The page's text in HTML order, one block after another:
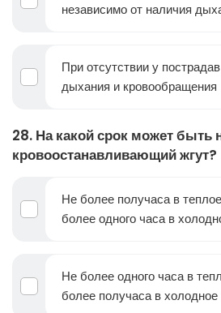
независимо от наличия
При отсутствии у
дыхания и кровообращения
28. На какой срок может быть
кровоостанавливающий жгут?
Не более получаса в
более одного часа в
Не более одного часа в
более получаса в